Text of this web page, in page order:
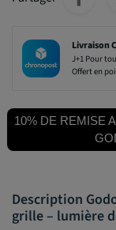
Livraison
J+1 Pour
Offert en
10% DE REMISE
Description
grille – lumière